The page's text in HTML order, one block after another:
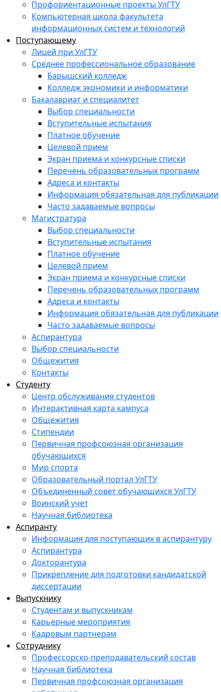
Профориентационные проекты УлГТУ
Компьютерная школа факультета
информационных систем и технологий
Поступающему
Лицей при УлГТУ
Среднее профессиональное образование
Барышский колледж
Колледж экономики и информатики
Бакалавриат и специалитет
Выбор специальности
Вступительные испытания
Платное обучение
Целевой прием
Экран приема и конкурсные списки
Перечень образовательных программ
Адреса и контакты
Информация обязательная для публикации
Часто задаваемые вопросы
Магистратура
Выбор специальности
Вступительные испытания
Платное обучение
Целевой прием
Экран приема и конкурсные списки
Перечень образовательных программ
Адреса и контакты
Информация обязательная для публикации
Часто задаваемые вопросы
Аспирантура
Выбор специальности
Общежития
Контакты
Студенту
Центр обслуживания студентов
Интерактивная карта кампуса
Общежития
Стипендии
Первичная профсоюзная организация
обучающихся
Мир спорта
Образовательный портал УлГТУ
Объединенный совет обучающихся УлГТУ
Воинский учет
Научная библиотека
Аспиранту
Информация для поступающих в аспирантуру
Аспирантура
Докторантура
Прикрепление для подготовки кандидатской
диссертации
Выпускнику
Студентам и выпускникам
Карьерные мероприятия
Кадровым партнерам
Сотруднику
Профессорско-преподавательский состав
Научная библиотека
Первичная профсоюзная организация